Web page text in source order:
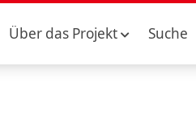
Über das Projekt Suche